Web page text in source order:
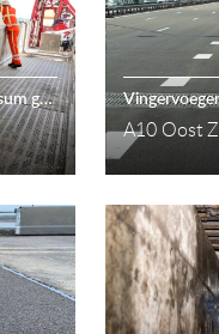
Opleggingen Koninginnebrug Wanssum geinspecteerd
A10 Oost